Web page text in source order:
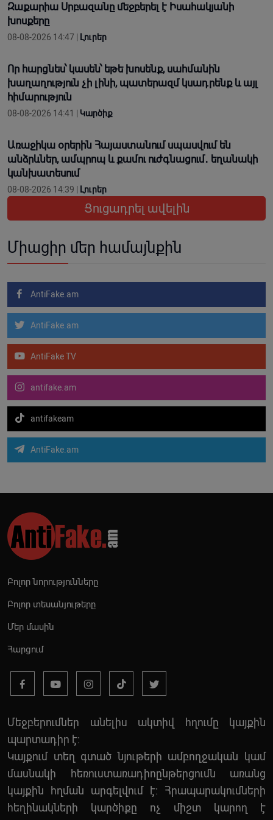
Զաքարիա Սրբազանը մեջբերել է Իսահակյանի
խոսքերը
08-08-2026 14:47 | Լուրեր
Որ հարցնես՝ կասեն՝ եթե խոսենք, սահմանին
խաղաղություն չի լինի, պատերազմ կuադրենք և այլ
հիմարnւթյուն
08-08-2026 14:41 | Կարծիք
Առաջիկա օրերին Հայաստանում սպասվում են
անձրևներ, ամպրոպ և քամու ուժգնացում․ եղանակի
կանխատեսում
08-08-2026 14:39 | Լուրեր
Ցուցադրել ավելին
Միացիր մեր համայնքին
AntiFake.am
AntiFake.am
AntiFake TV
antifake.am
antifakeam
AntiFake.am
Բոլոր նորությունները
Բոլոր տեսանյութերը
Մեր մասին
Հարցում
Մեջբերումներ անելիս ակտիվ հղումը կայքին
պարտադիր է:
Կայքում տեղ գտած նյութերի ամբողջական կամ
մասնակի հեռուստառադիոընթերցումն առանց
կայքին հղման արգելվում է: Հրապարակումների
հեղինակների կարծիքը ոչ միշտ կարող է